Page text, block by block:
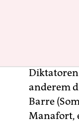
Manafort
anderem
Barre
Manafort,